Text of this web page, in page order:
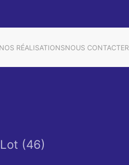
NOS RÉALISATIONSNOUS CONTACTER
(46)